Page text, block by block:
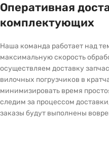
Оперативная
комплектующих
Наша команда работает над
максимальную скорость
осуществляем доставку
вилочных погрузчиков в
минимизировать время
следим за процессом
заказы будут выполнены